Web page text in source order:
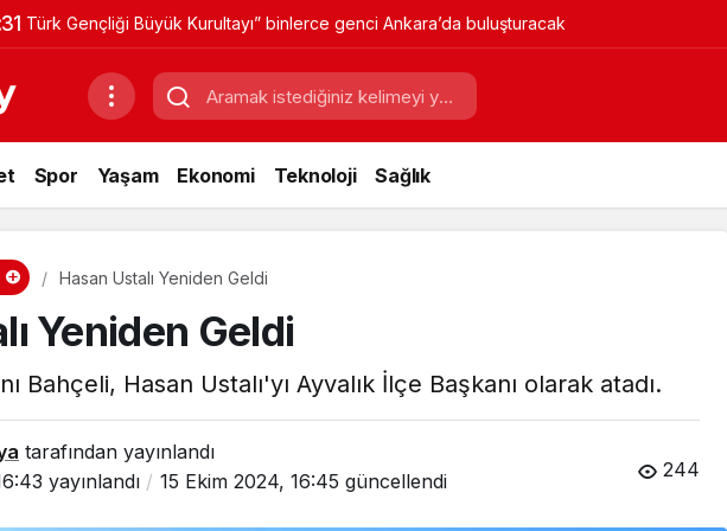
Türk Gençliği Büyük Kurultayı” binlerce genci Ankara’da buluşturacak
Spor Yaşam Ekonomi Teknoloji Sağlık
Hasan Ustalı Yeniden Geldi
Yeniden Geldi
Bahçeli, Hasan Ustalı'yı Ayvalık İlçe Başkanı olarak atadı.
tarafından yayınlandı
yayınlandı 15 Ekim 2024, 16:45 güncellendi 244